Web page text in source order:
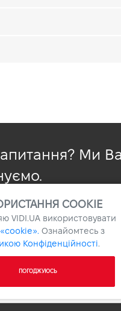
Ми
COOKIE
VIDI.UAвикористовувати
Ознайомтесь з
Конфіденційності.
ПОГОДЖУЮСЬ